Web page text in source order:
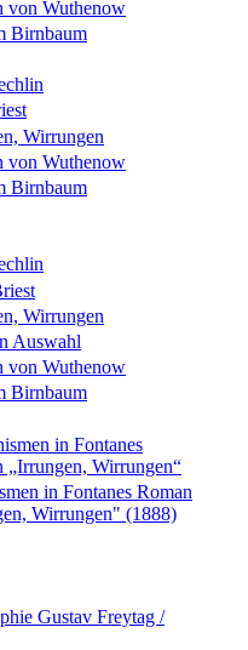
von Wuthenow
Birnbaum
Wirrungen
von Wuthenow
Birnbaum
Wirrungen
Auswahl
von Wuthenow
Birnbaum
in Fontanes
„Irrungen, Wirrungen“
in Fontanes Roman
Wirrungen" (1888)
Gustav Freytag /